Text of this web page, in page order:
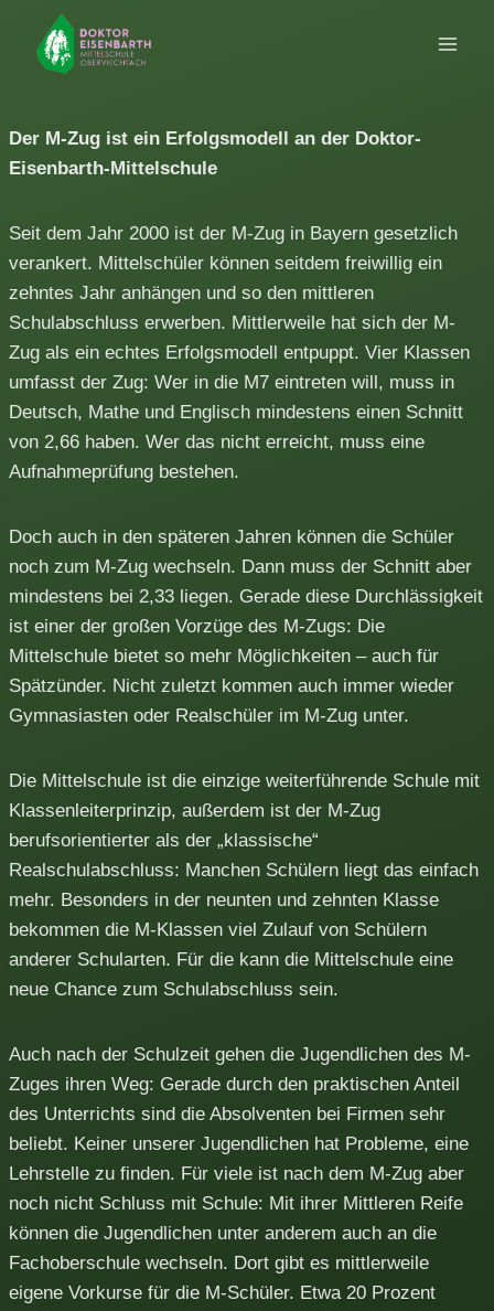
Inhalt
springen
Der M-Zug ist ein Erfolgsmodell an der Doktor-
Eisenbarth-Mittelschule
Seit dem Jahr 2000 ist der M-Zug in Bayern gesetzlich
verankert. Mittelschüler können seitdem freiwillig ein
zehntes Jahr anhängen und so den mittleren
Schulabschluss erwerben. Mittlerweile hat sich der M-
Zug als ein echtes Erfolgsmodell entpuppt. Vier Klassen
umfasst der Zug: Wer in die M7 eintreten will, muss in
Deutsch, Mathe und Englisch mindestens einen Schnitt
von 2,66 haben. Wer das nicht erreicht, muss eine
Aufnahmeprüfung bestehen.
Doch auch in den späteren Jahren können die Schüler
noch zum M-Zug wechseln. Dann muss der Schnitt aber
mindestens bei 2,33 liegen. Gerade diese Durchlässigkeit
ist einer der großen Vorzüge des M-Zugs: Die
Mittelschule bietet so mehr Möglichkeiten – auch für
Spätzünder. Nicht zuletzt kommen auch immer wieder
Gymnasiasten oder Realschüler im M-Zug unter.
Die Mittelschule ist die einzige weiterführende Schule mit
Klassenleiterprinzip, außerdem ist der M-Zug
berufsorientierter als der „klassische“
Realschulabschluss: Manchen Schülern liegt das einfach
mehr. Besonders in der neunten und zehnten Klasse
bekommen die M-Klassen viel Zulauf von Schülern
anderer Schularten. Für die kann die Mittelschule eine
neue Chance zum Schulabschluss sein.
Auch nach der Schulzeit gehen die Jugendlichen des M-
Zuges ihren Weg: Gerade durch den praktischen Anteil
des Unterrichts sind die Absolventen bei Firmen sehr
beliebt. Keiner unserer Jugendlichen hat Probleme, eine
Lehrstelle zu finden. Für viele ist nach dem M-Zug aber
noch nicht Schluss mit Schule: Mit ihrer Mittleren Reife
können die Jugendlichen unter anderem auch an die
Fachoberschule wechseln. Dort gibt es mittlerweile
eigene Vorkurse für die M-Schüler. Etwa 20 Prozent